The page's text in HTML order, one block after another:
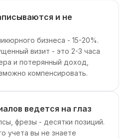
и не
бизнеса - 15-20%.
визит - это 2-3 часа
и потерянный доход,
компенсировать.
ведется на глаз
фрезы - десятки позиций.
учета вы не знаете